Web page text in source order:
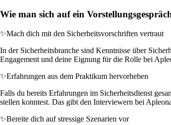
Wie man sich auf ein
✨Mach dich mit den Sicherheitsvorschriften vertraut
In der Sicherheitsbranche sind Kenntnisse über
Engagement und deine Eignung für die Rolle bei
✨Erfahrungen aus dem Praktikum hervorheben
Falls du bereits Erfahrungen im Sicherheitsdienst
stellen konntest. Das gibt den Interviewern bei
✨Bereite dich auf stressige Szenarien vor